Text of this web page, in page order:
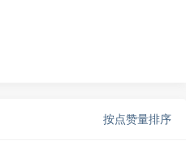
按点赞量排序